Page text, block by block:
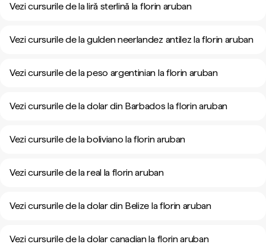
Vezi cursurile de la liră sterlină la florin aruban
Vezi cursurile de la gulden neerlandez antilez la florin aruban
Vezi cursurile de la peso argentinian la florin aruban
Vezi cursurile de la dolar din Barbados la florin aruban
Vezi cursurile de la boliviano la florin aruban
Vezi cursurile de la real la florin aruban
Vezi cursurile de la dolar din Belize la florin aruban
Vezi cursurile de la dolar canadian la florin aruban